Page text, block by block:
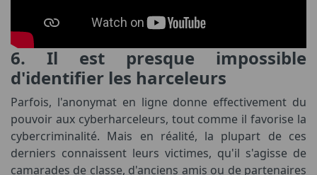
6. Il est presque impossible
d'identifier les harceleurs
Parfois, l'anonymat en ligne donne effectivement du
pouvoir aux cyberharceleurs, tout comme il favorise la
cybercriminalité. Mais en réalité, la plupart de ces
derniers connaissent leurs victimes, qu'il s'agisse de
camarades de classe, d'anciens amis ou de partenaires